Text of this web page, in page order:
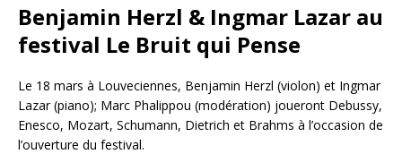
Benjamin Herzl & Ingmar Lazar au
festival Le Bruit qui Pense
Le 18 mars à Louveciennes, Benjamin Herzl (violon) et Ingmar
Lazar (piano); Marc Phalippou (modération) joueront Debussy,
Enesco, Mozart, Schumann, Dietrich et Brahms à l’occasion de
l’ouverture du festival.